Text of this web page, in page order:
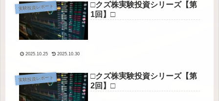
実験投資レポート
□クズ株実験投資シリーズ【第
1回】□
2025.10.25 2025.10.30
実験投資レポート
□クズ株実験投資シリーズ【第
2回】□